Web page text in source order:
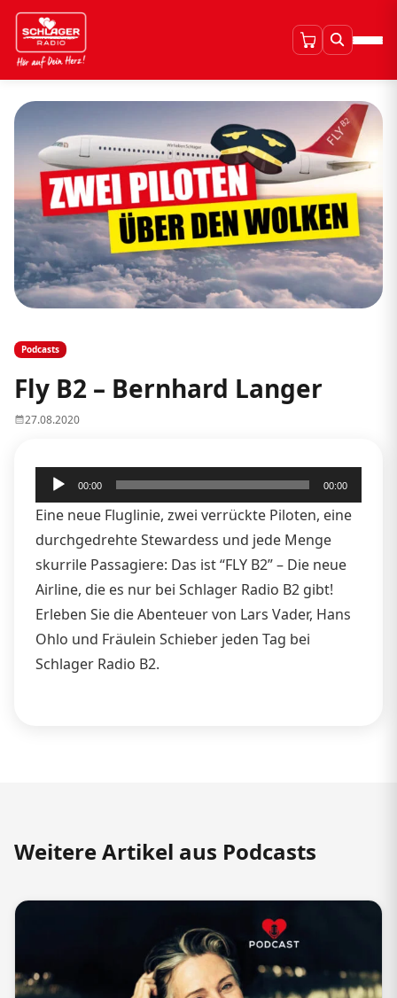
Podcasts
Fly B2 – Bernhard Langer
27.08.2020
Audio-
Player
00:00 00:00
Eine neue Fluglinie, zwei verrückte Piloten, eine
durchgedrehte Stewardess und jede Menge
skurrile Passagiere: Das ist “FLY B2” – Die neue
Airline, die es nur bei Schlager Radio B2 gibt!
Erleben Sie die Abenteuer von Lars Vader, Hans
Ohlo und Fräulein Schieber jeden Tag bei
Schlager Radio B2.
Weitere Artikel aus Podcasts